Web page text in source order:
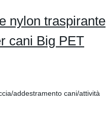
nylon traspirante
cani Big PET
addestramento cani/attività